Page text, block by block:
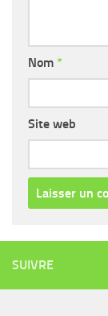
Nom *
Site web
SUIVRE